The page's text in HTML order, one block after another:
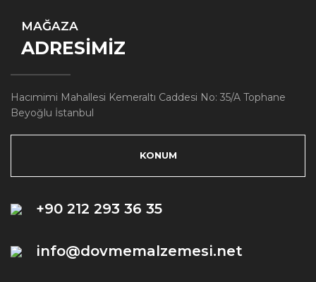
MAĞAZA
ADRESİMİZ
Hacımimi Mahallesi Kemeraltı Caddesi No: 35/A Tophane
Beyoğlu İstanbul
KONUM
+90 212 293 36 35
info@dovmemalzemesi.net